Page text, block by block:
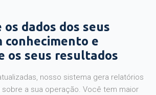
dados dos seus
conhecimento e
os seus resultados
nosso sistema gera relatórios
a sua operação. Você tem maior